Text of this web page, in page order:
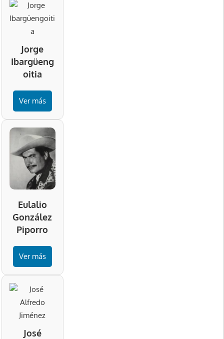
Jorge
Ibargüeng
oitia
Ver más
Eulalio
González
Piporro
Ver más
José